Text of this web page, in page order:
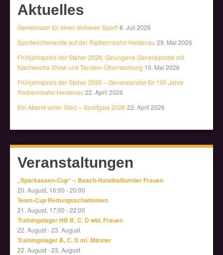
Aktuelles
Gemeinsam für einen sicheren Sport!8. Juli 2026
Sportwochenende auf der Radrennbahn Heidenau 29. Mai 2026
Frühjahrspreis der Steher 2026: Gelungene Generalprobe mit
Nachwuchs-Show und Tandem-Überraschung 10. Mai 2026
Frühjahrspreis der Steher 2026 – Generalprobe für 100 Jahre
Radrennbahn Heidenau 22. April 2026
Ein Abend voller Stolz – Sportgala 2026 22. April 2026
Veranstaltungen
„Sparkassen-Cup“ – Beach-Handballturnier Frauen
20. August, 16:00 -20:00
Team-Cup Rettungsschwimmen
21. August, 17:00 -22:00
Trainingslager HB B, C, D wbl, Frauen
22. August-23. August
Trainingslager B, C, D ml, Männer
22. August-23. August